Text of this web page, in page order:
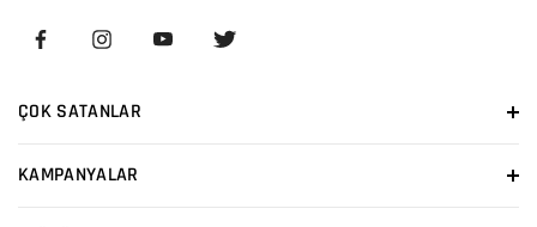
ÇOK SATANLAR
KAMPANYALAR